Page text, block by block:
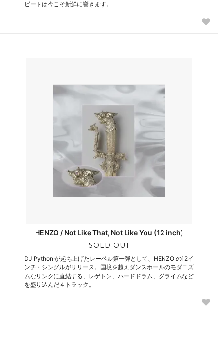
ビートは今こそ新鮮に響きます。
HENZO / Not Like That, Not Like You (12 inch)
SOLD OUT
DJ Python が起ち上げたレーベル第一弾として、HENZO の12イ
ンチ・シングルがリリース。国境を越えダンスホールのモダニズ
ムなリンクに直結する、レゲトン、ハードドラム、グライムなど
を盛り込んだ４トラック。